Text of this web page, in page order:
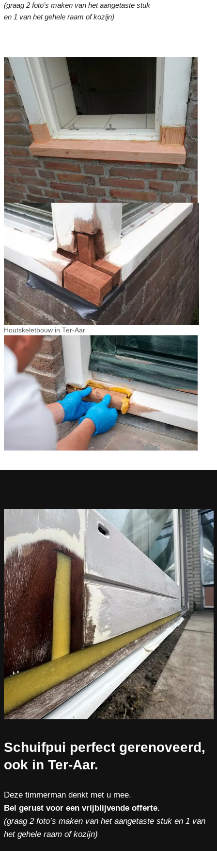
(graag 2 foto’s maken van het aangetaste stuk
en 1 van het gehele raam of kozijn)
Houtskeletbouw in Ter-Aar
Schuifpui perfect gerenoveerd,
ook in Ter-Aar.
Deze timmerman denkt met u mee.
Bel gerust voor een vrijblijvende offerte.
(graag 2 foto’s maken van het aangetaste stuk en 1 van
het gehele raam of kozijn)